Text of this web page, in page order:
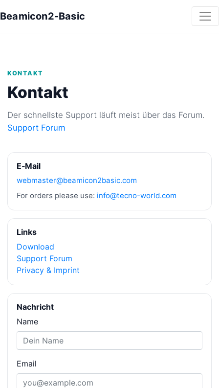
Beamicon2-Basic
KONTAKT
Kontakt
Der schnellste Support läuft meist über das Forum.
Support Forum
E‑Mail
webmaster@beamicon2basic.com
For orders please use: info@tecno-world.com
Links
Download
Support Forum
Privacy & Imprint
Nachricht
Name
Email